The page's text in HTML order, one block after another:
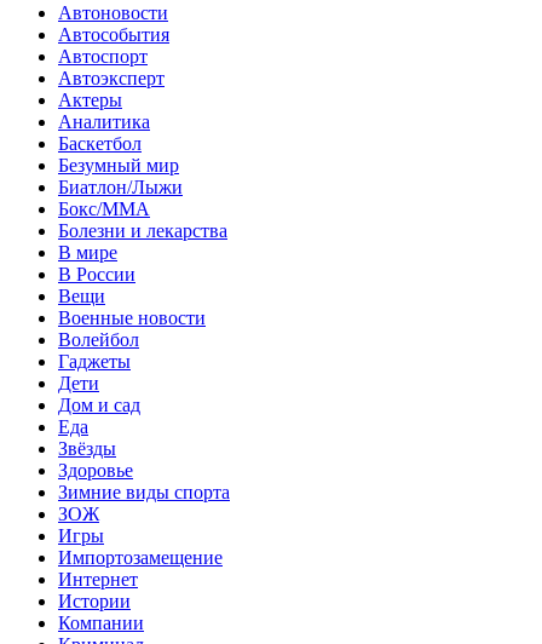
Автоновости
Автособытия
Автоспорт
Автоэксперт
Актеры
Аналитика
Баскетбол
Безумный мир
Биатлон/Лыжи
Бокс/MMA
Болезни и лекарства
В мире
В России
Вещи
Военные новости
Волейбол
Гаджеты
Дети
Дом и сад
Еда
Звёзды
Здоровье
Зимние виды спорта
ЗОЖ
Игры
Импортозамещение
Интернет
Истории
Компании